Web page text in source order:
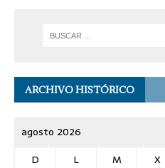
ARCHIVO HISTÓRICO
agosto 2026
D
L M X